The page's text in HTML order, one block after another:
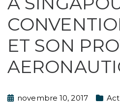
ET SON
novembre 10, 2017